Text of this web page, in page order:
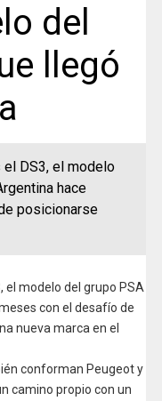
del
llegó
DS3, el modelo
hace
posicionarse
el modelo del grupo PSA
con el desafío de
nueva marca en el
conforman Peugeot y
camino propio con un